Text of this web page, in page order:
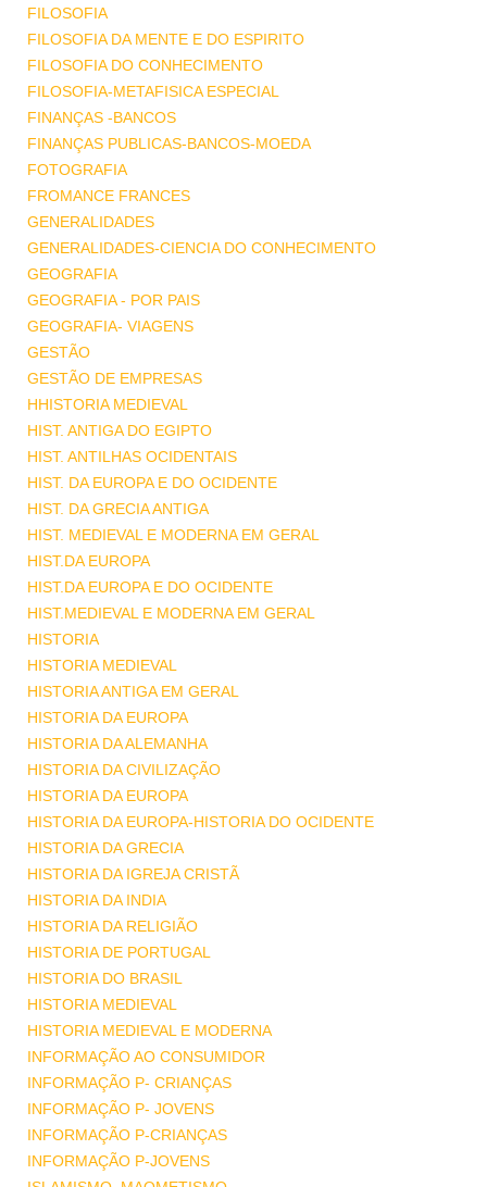
FILOSOFIA
FILOSOFIA DA MENTE E DO ESPIRITO
FILOSOFIA DO CONHECIMENTO
FILOSOFIA-METAFISICA ESPECIAL
FINANÇAS -BANCOS
FINANÇAS PUBLICAS-BANCOS-MOEDA
FOTOGRAFIA
FROMANCE FRANCES
GENERALIDADES
GENERALIDADES-CIENCIA DO CONHECIMENTO
GEOGRAFIA
GEOGRAFIA - POR PAIS
GEOGRAFIA- VIAGENS
GESTÃO
GESTÃO DE EMPRESAS
HHISTORIA MEDIEVAL
HIST. ANTIGA DO EGIPTO
HIST. ANTILHAS OCIDENTAIS
HIST. DA EUROPA E DO OCIDENTE
HIST. DA GRECIA ANTIGA
HIST. MEDIEVAL E MODERNA EM GERAL
HIST.DA EUROPA
HIST.DA EUROPA E DO OCIDENTE
HIST.MEDIEVAL E MODERNA EM GERAL
HISTORIA
HISTORIA MEDIEVAL
HISTORIA ANTIGA EM GERAL
HISTORIA DA EUROPA
HISTORIA DA ALEMANHA
HISTORIA DA CIVILIZAÇÃO
HISTORIA DA EUROPA
HISTORIA DA EUROPA-HISTORIA DO OCIDENTE
HISTORIA DA GRECIA
HISTORIA DA IGREJA CRISTÃ
HISTORIA DA INDIA
HISTORIA DA RELIGIÃO
HISTORIA DE PORTUGAL
HISTORIA DO BRASIL
HISTORIA MEDIEVAL
HISTORIA MEDIEVAL E MODERNA
INFORMAÇÃO AO CONSUMIDOR
INFORMAÇÃO P- CRIANÇAS
INFORMAÇÃO P- JOVENS
INFORMAÇÃO P-CRIANÇAS
INFORMAÇÃO P-JOVENS